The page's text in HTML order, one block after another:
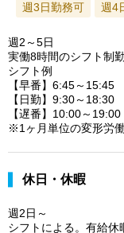
週3日勤務可 週4
週2～5日
実働8時間のシフト制
シフト例
【早番】6:45～15:45
【日勤】9:30～18:30
【遅番】10:00～19:00
※1ヶ月単位の変形労
休日・休暇
週2日～
シフトによる。有給休